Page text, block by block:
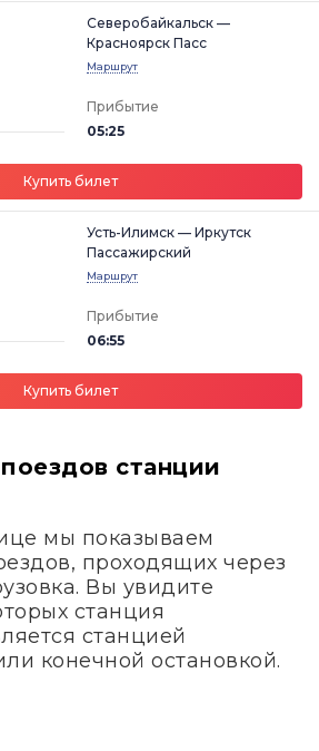
Северобайкальск —
Красноярск Пасс
Маршрут
Прибытие
05:25
Купить билет
Усть-Илимск — Иркутск
Пассажирский
Маршрут
Прибытие
06:55
Купить билет
станции
мы показываем
проходящих через
Вы увидите
станция
станцией
конечной остановкой.